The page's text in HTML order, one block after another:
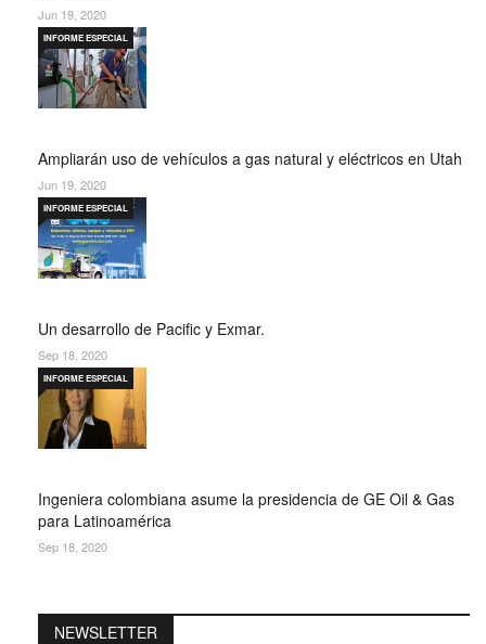
Jun 19, 2020
Ampliarán uso de vehículos a gas natural y eléctricos en Utah
INFORME ESPECIAL
Jun 19, 2020
Un desarrollo de Pacific y Exmar.
INFORME ESPECIAL
Sep 18, 2020
Ingeniera colombiana asume la presidencia de GE Oil & Gas
para Latinoamérica
INFORME ESPECIAL
Sep 18, 2020
NEWSLETTER